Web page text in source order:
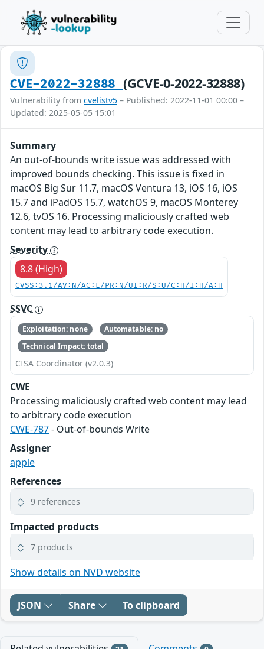
CVE-2022-32888 (GCVE-0-2022-32888)
Vulnerability from cvelistv5 – Published: 2022-11-01 00:00 –
Updated: 2025-05-05 15:01
Summary
An out-of-bounds write issue was addressed with
improved bounds checking. This issue is fixed in
macOS Big Sur 11.7, macOS Ventura 13, iOS 16, iOS
15.7 and iPadOS 15.7, watchOS 9, macOS Monterey
12.6, tvOS 16. Processing maliciously crafted web
content may lead to arbitrary code execution.
Severity
8.8 (High)
CVSS:3.1/AV:N/AC:L/PR:N/UI:R/S:U/C:H/I:H/A:H
SSVC
Exploitation: none
Automatable: no
Technical Impact: total
CISA Coordinator (v2.0.3)
CWE
Processing maliciously crafted web content may lead
to arbitrary code execution
CWE-787- Out-of-bounds Write
Assigner
apple
References
9 references
Impacted products
7 products
Show details on NVD website
JSON Share To clipboard